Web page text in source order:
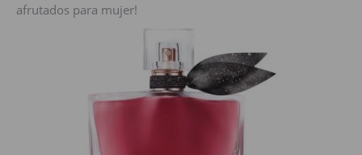
afrutados para mujer!